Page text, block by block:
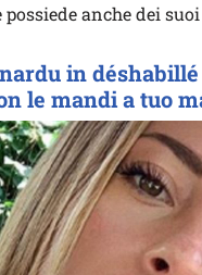
anche dei
in
le mandi a tuo